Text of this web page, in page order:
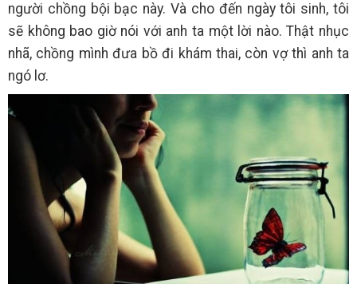
người chồng bội bạc này. Và cho đến ngày tôi sinh, tôi
sẽ không bao giờ nói với anh ta một lời nào. Thật nhục
nhã, chồng mình đưa bồ đi khám thai, còn vợ thì anh ta
ngó lơ.